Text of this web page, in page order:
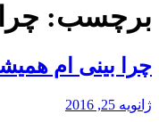
برچسب: چرا
چرا بینی ام
ژانویه 25, 2016